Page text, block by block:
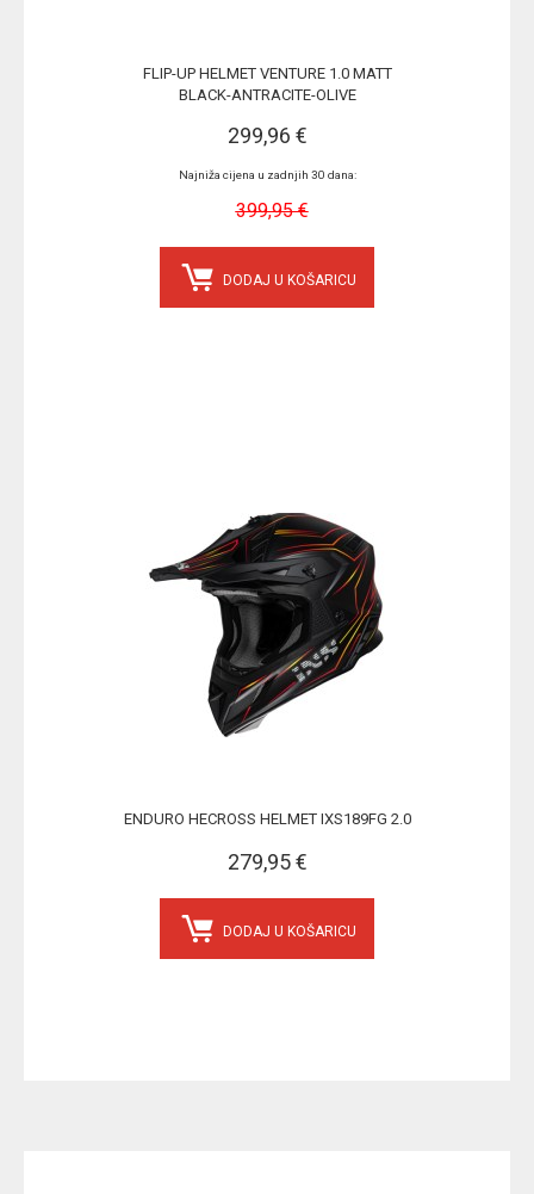
FLIP-UP HELMET VENTURE 1.0 MATT
BLACK-ANTRACITE-OLIVE
299,96 €
Najniža cijena u zadnjih 30 dana:
399,95 €
DODAJ U KOŠARICU
ENDURO HECROSS HELMET IXS189FG 2.0
279,95 €
DODAJ U KOŠARICU